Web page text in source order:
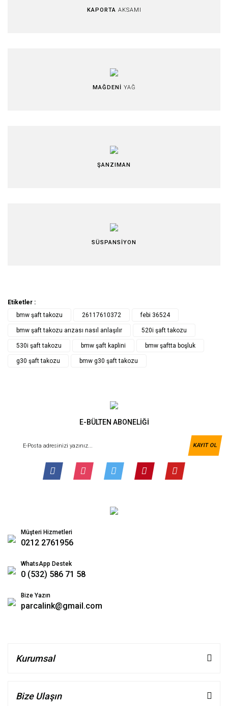
KAPORTA AKSAMI
MAĞDENİ YAĞ
ŞANZIMAN
SÜSPANSİYON
Etiketler :
bmw şaft takozu
26117610372 febi 36524
bmw şaft takozu arızası nasıl anlaşılır 520i şaft takozu
530i şaft takozu bmw şaft kaplini bmw şaftta boşluk
g30 şaft takozu bmw g30 şaft takozu
E-BÜLTEN ABONELİĞİ
KAYIT OL
Müşteri Hizmetleri
0212 2761956
WhatsApp Destek
0 (532) 586 71 58
Bize Yazın
parcalink@gmail.com
Kurumsal
Bize Ulaşın